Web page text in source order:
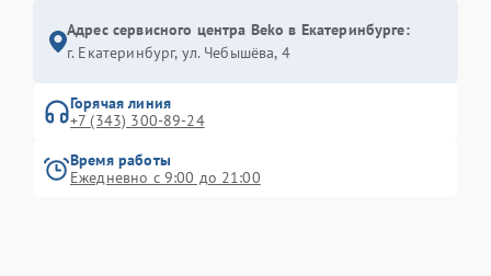
Адрес сервисного центра Beko в Екатеринбурге:
г. Екатеринбург, ул. Чебышёва, 4
Горячая линия
+7 (343) 300-89-24
Время работы
Ежедневно с 9:00 до 21:00